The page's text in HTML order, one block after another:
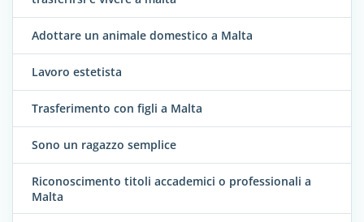
Adottare un animale domestico a Malta
Lavoro estetista
Trasferimento con figli a Malta
Sono un ragazzo semplice
Riconoscimento titoli accademici o professionali a
Malta